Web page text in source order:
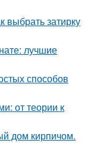
выбрать затирку
лучшие
способов
от теории к
дом кирпичом.